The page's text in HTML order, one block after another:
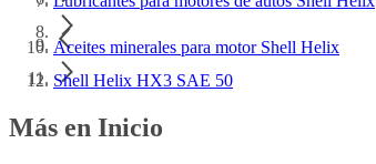
Aceites minerales para motor Shell Helix
Shell Helix HX3 SAE 50
Más en Inicio